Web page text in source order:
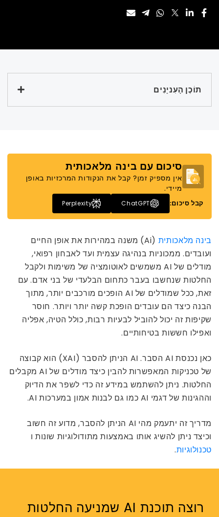
תוֹכֶן הָעִניָנִים
סיכום עם בינה מלאכותית
אין מספיק זמן? קבל את הנקודות המרכזיות באופן
מיידי.
קבל סיכום: ChatGPT
Perplexity
בינה מלאכותית
(Ai) משנה במהירות את אופן החיים
ועובדים. ממכוניות בנהיגה עצמית ועד לאבחון רפואי,
מודלים של AI משמשים לאוטומציה של משימות ולקבל
החלטות שנחשבו בעבר כתחום הבלעדי של בני אדם. עם
זאת, ככל שמודלים של AI הופכים מורכבים יותר, מתוך
הבנה כיצד הם עובדים הופכת קשה יותר ויותר. חוסר
שקיפות זה יכול להוביל לבעיות רבות, כולל הטיה, אפליה
ואפילו חששות בטיחותיים.
כאן נכנסת AI הסבר. AI הניתן להסבר (XAI) הוא קבוצה
של טכניקות המאפשרות להבין כיצד מודלים של AI מקבלים
החלטות. ניתן להשתמש במידע זה כדי לשפר את הדיוק
וההגינות של דגמי AI כמו גם לבנות אמון במערכות AI.
מדריך זה יתעמק מהי AI הניתן להסבר, מדוע זה חשוב
וכיצד ניתן להשיג אותו באמצעות מתודולוגיות שונות ו
טכנולוגיות.
רוצה תוכנת AI שמניעה החלטות